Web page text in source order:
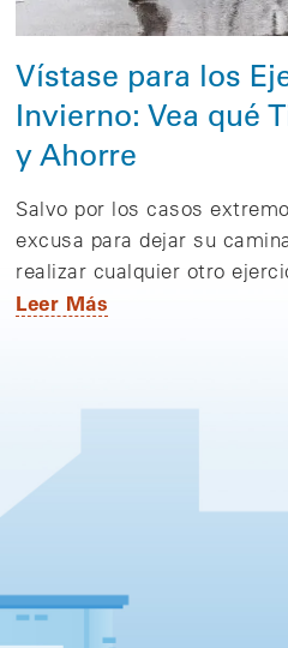
Vístase para los
Invierno: Vea qué
y Ahorre
Salvo por los casos
excusa para dejar su
realizar cualquier otro
Leer Más